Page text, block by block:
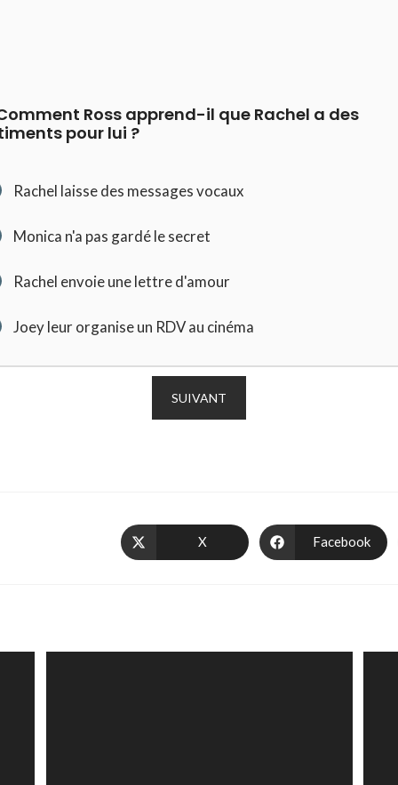
Ross apprend-il que Rachel a des
pour lui ?
Rachel laisse des messages vocaux
Monica n'a pas gardé le secret
Rachel envoie une lettre d'amour
Joey leur organise un RDV au cinéma
SUIVANT
X Facebook